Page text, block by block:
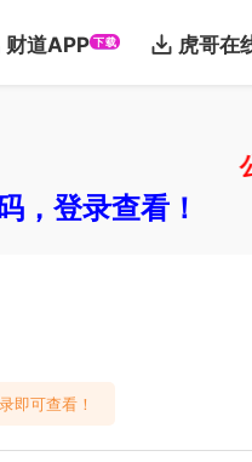
财道APP 下载 虎哥在
公
，登录查看！
即可查看！